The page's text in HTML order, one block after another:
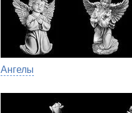
Ангелы